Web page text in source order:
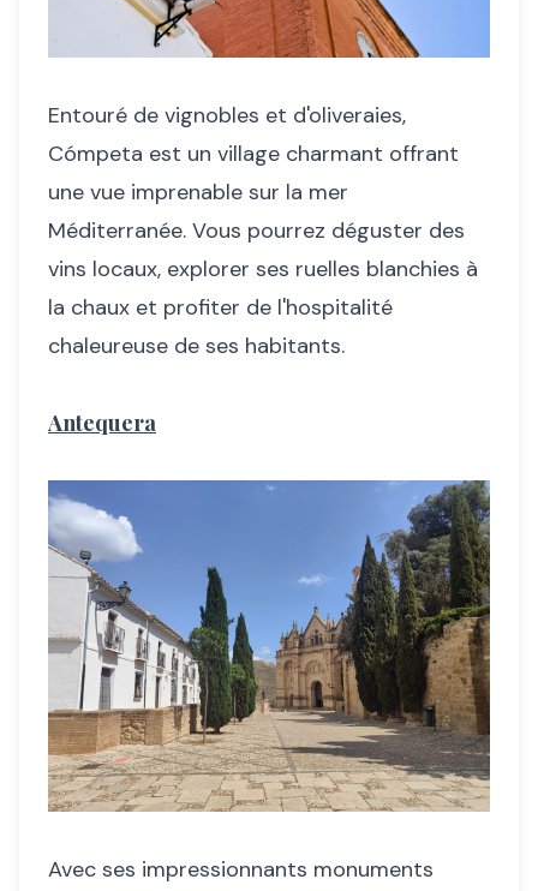
Entouré de vignobles et d'oliveraies,
Cómpeta est un village charmant offrant
une vue imprenable sur la mer
Méditerranée. Vous pourrez déguster des
vins locaux, explorer ses ruelles blanchies à
la chaux et profiter de l'hospitalité
chaleureuse de ses habitants.
Antequera
Avec ses impressionnants monuments